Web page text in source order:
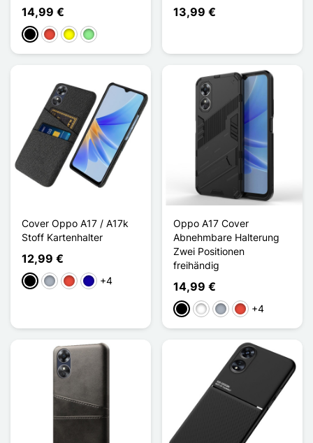
14,99 €
Schwarz
Rot GelbHellgrün
13,99 €
Cover Oppo A17 / A17k
Stoff Kartenhalter
12,99 €
Schwarz
GrauRot Dunkelblau
+4
Oppo A17 Cover
Abnehmbare Halterung
Zwei Positionen
freihändig
14,99 €
Schwarz
WeißGrauRot +4